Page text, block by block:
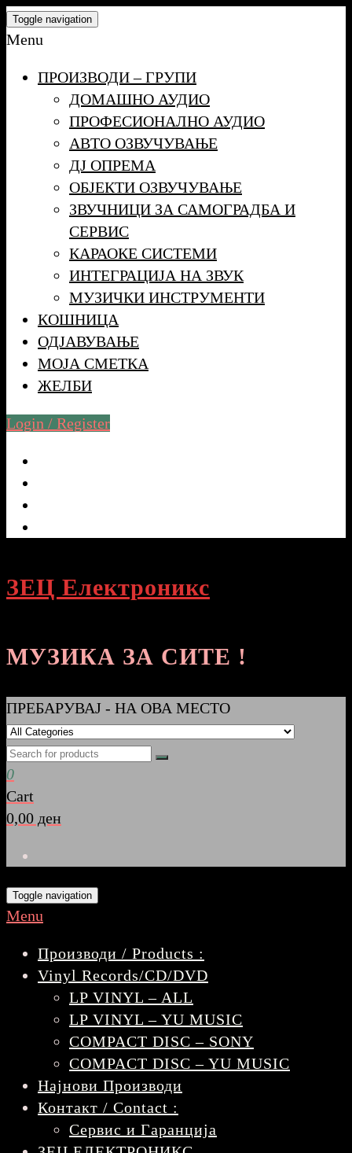
Skip
to
content
Toggle navigation
Menu
ПРОИЗВОДИ – ГРУПИ
ДОМАШНО АУДИО
ПРОФЕСИОНАЛНО АУДИО
АВТО ОЗВУЧУВАЊЕ
ДЈ ОПРЕМА
ОБЈЕКТИ ОЗВУЧУВАЊЕ
ЗВУЧНИЦИ ЗА САМОГРАДБА И
СЕРВИС
КАРАОКЕ СИСТЕМИ
ИНТЕГРАЦИЈА НА ЗВУК
МУЗИЧКИ ИНСТРУМЕНТИ
КОШНИЦА
ОДЈАВУВАЊЕ
МОЈА СМЕТКА
ЖЕЛБИ
Login / Register
ЗЕЦ Електроникс
МУЗИКА ЗА СИТЕ !
ПРЕБАРУВАЈ - НА ОВА МЕСТО
0
Cart
0,00 ден
Toggle navigation
Menu
Производи / Products :
Vinyl Records/CD/DVD
LP VINYL – ALL
LP VINYL – YU MUSIC
COMPACT DISC – SONY
COMPACT DISC – YU MUSIC
Најнови Производи
Контакт / Contact :
Сервис и Гаранција